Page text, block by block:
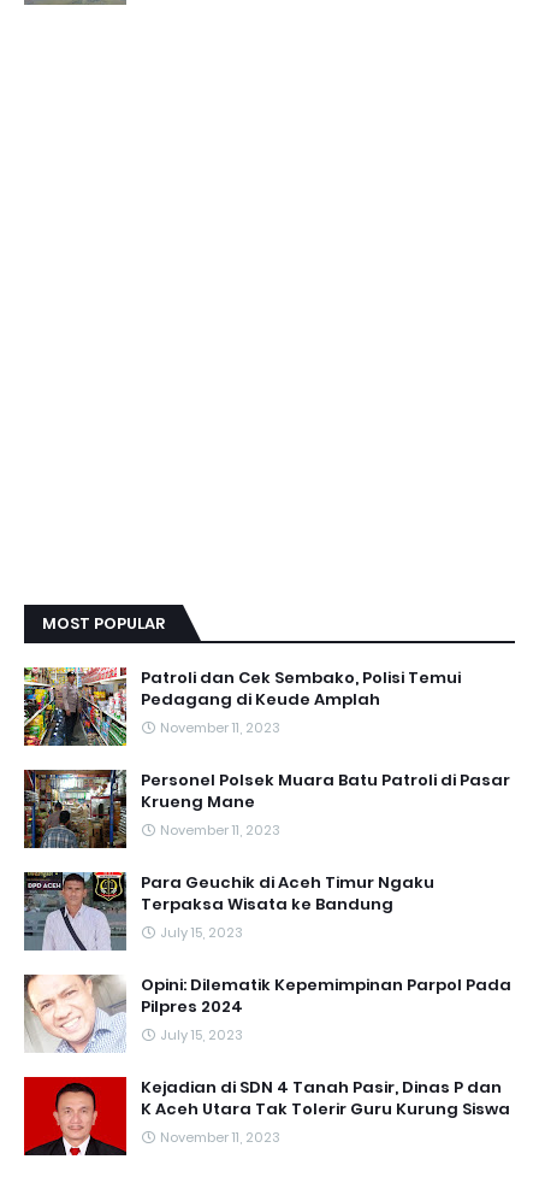
MOST POPULAR
Patroli dan Cek Sembako, Polisi Temui
Pedagang di Keude Amplah
November 11, 2023
Personel Polsek Muara Batu Patroli di Pasar
Krueng Mane
November 11, 2023
Para Geuchik di Aceh Timur Ngaku
Terpaksa Wisata ke Bandung
July 15, 2023
Opini: Dilematik Kepemimpinan Parpol Pada
Pilpres 2024
July 15, 2023
Kejadian di SDN 4 Tanah Pasir, Dinas P dan
K Aceh Utara Tak Tolerir Guru Kurung Siswa
November 11, 2023